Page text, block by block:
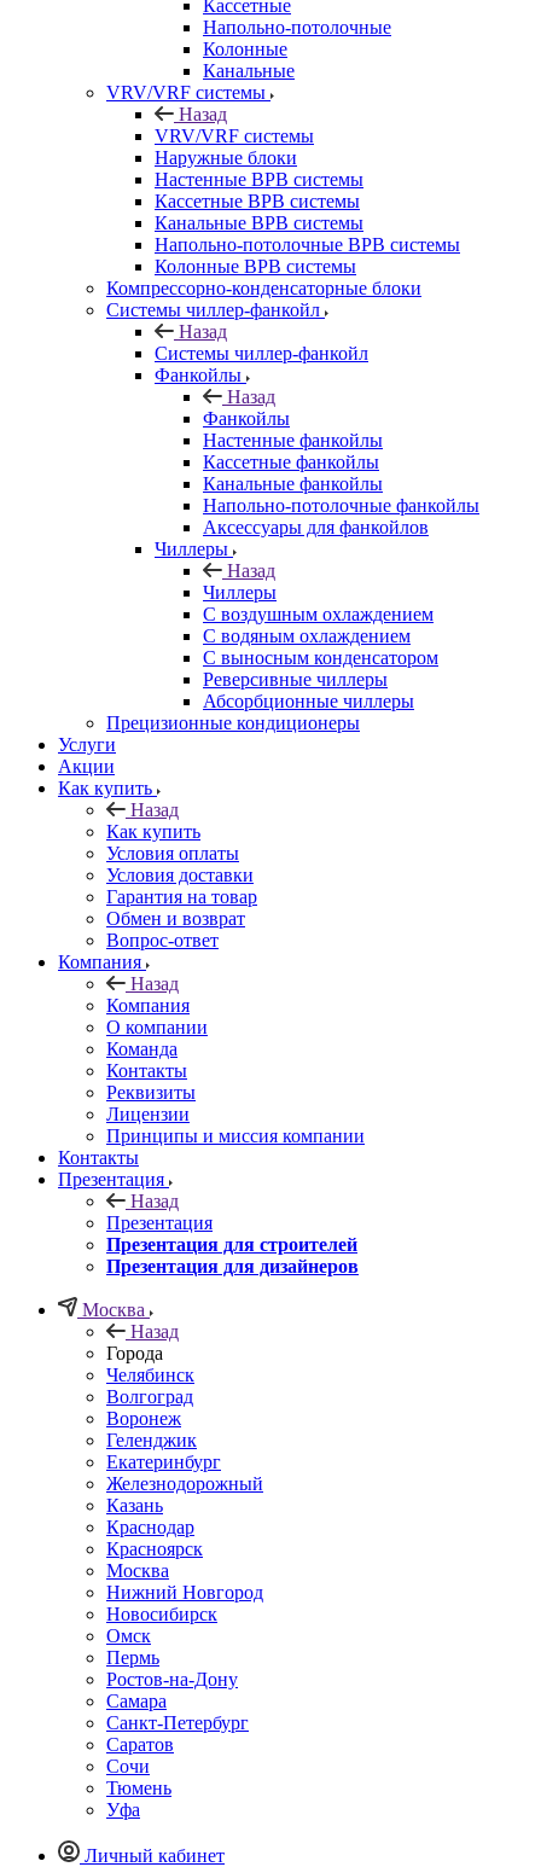
Кассетные
Напольно-потолочные
Колонные
Канальные
VRV/VRF системы
Назад
VRV/VRF системы
Наружные блоки
Настенные ВРВ системы
Кассетные ВРВ системы
Канальные ВРВ системы
Напольно-потолочные ВРВ системы
Колонные ВРВ системы
Компрессорно-конденсаторные блоки
Системы чиллер-фанкойл
Назад
Системы чиллер-фанкойл
Фанкойлы
Назад
Фанкойлы
Настенные фанкойлы
Кассетные фанкойлы
Канальные фанкойлы
Напольно-потолочные фанкойлы
Аксессуары для фанкойлов
Чиллеры
Назад
Чиллеры
С воздушным охлаждением
С водяным охлаждением
С выносным конденсатором
Реверсивные чиллеры
Абсорбционные чиллеры
Прецизионные кондиционеры
Услуги
Акции
Как купить
Назад
Как купить
Условия оплаты
Условия доставки
Гарантия на товар
Обмен и возврат
Вопрос-ответ
Компания
Назад
Компания
О компании
Команда
Контакты
Реквизиты
Лицензии
Принципы и миссия компании
Контакты
Презентация
Назад
Презентация
Презентация для строителей
Презентация для дизайнеров
Москва
Назад
Города
Челябинск
Волгоград
Воронеж
Геленджик
Екатеринбург
Железнодорожный
Казань
Краснодар
Красноярск
Москва
Нижний Новгород
Новосибирск
Омск
Пермь
Ростов-на-Дону
Самара
Санкт-Петербург
Саратов
Сочи
Тюмень
Уфа
Личный кабинет